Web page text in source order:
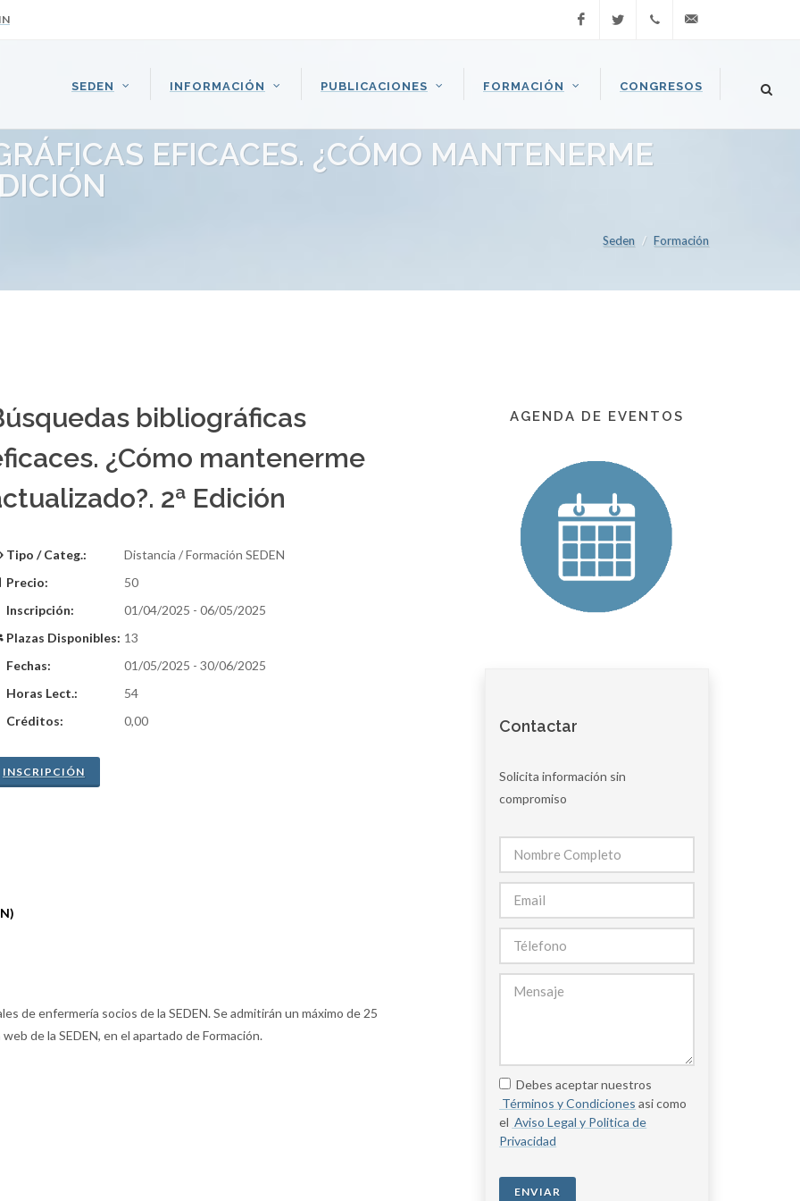
SEDEN INFORMACIÓN PUBLICACIONES FORMACIÓN CONGRESOS
EFICACES. ¿CÓMO MANTENERME
Seden Formación
bibliográficas
¿Cómo mantenerme
2ª Edición
Tipo / Categ.:
Distancia / Formación SEDEN
Precio:
50
Inscripción:
01/04/2025 - 06/05/2025
Plazas Disponibles: 13
Fechas:
01/05/2025 - 30/06/2025
Horas Lect.:
54
Créditos:
0,00
INSCRIPCIÓN
de enfermería socios de la SEDEN. Se admitirán un máximo de 25
de la SEDEN, en el apartado de Formación.
AGENDA DE EVENTOS
Contactar
Solicita información sin
compromiso
Debes aceptar nuestros
Términos y Condiciones asi como
el Aviso Legal y Politica de
Privacidad
ENVIAR